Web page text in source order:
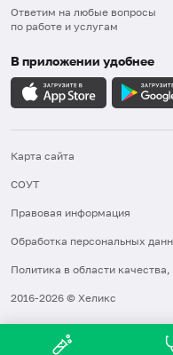
Ответим на любые вопросы
по работе и услугам
В приложении удобнее
Карта сайта
СОУТ
Правовая информация
Обработка персональных
Политика в области
2016-2026 © Хеликс